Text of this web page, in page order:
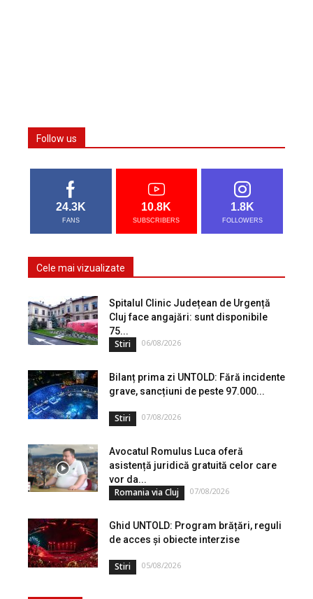
Follow us
24.3K
FANS
10.8K
SUBSCRIBERS
1.8K
FOLLOWERS
Cele mai vizualizate
Spitalul Clinic Județean de Urgență
Cluj face angajări: sunt disponibile
75...
Stiri 06/08/2026
Bilanț prima zi UNTOLD: Fără incidente
grave, sancțiuni de peste 97.000...
Stiri 07/08/2026
Avocatul Romulus Luca oferă
asistență juridică gratuită celor care
vor da...
Romania via Cluj 07/08/2026
Ghid UNTOLD: Program brățări, reguli
de acces și obiecte interzise
Stiri 05/08/2026